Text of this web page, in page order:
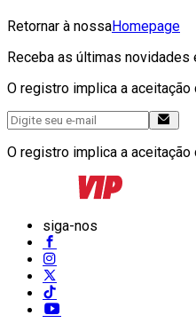
Retornar à nossaHomepage
Receba as últimas novidades
O registro implica a aceitação
O registro implica a aceitação
siga-nos